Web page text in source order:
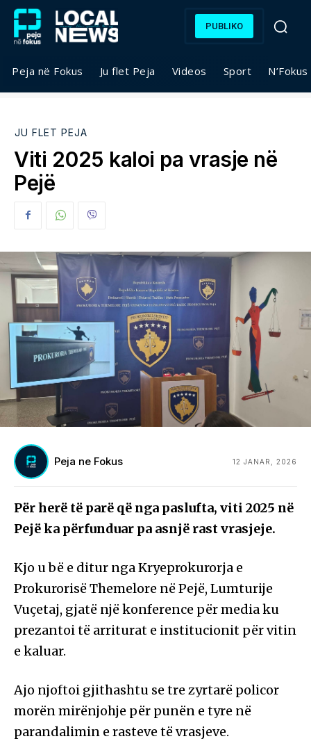
PUBLIKO
Peja në Fokus Ju flet Peja Videos Sport
JU FLET PEJA
Viti 2025 kaloi pa vrasje në
Pejë
Peja ne Fokus 12 JANAR, 2026
Për herë të parë që nga paslufta, viti 2025 në
Pejë ka përfunduar pa asnjë rast vrasjeje.
Kjo u bë e ditur nga Kryeprokurorja e
Prokurorisë Themelore në Pejë, Lumturije
Vuçetaj, gjatë një konference për media ku
prezantoi të arriturat e institucionit për vitin
e kaluar.
Ajo njoftoi gjithashtu se tre zyrtarë policor
morën mirënjohje për punën e tyre në
parandalimin e rasteve të vrasjeve.